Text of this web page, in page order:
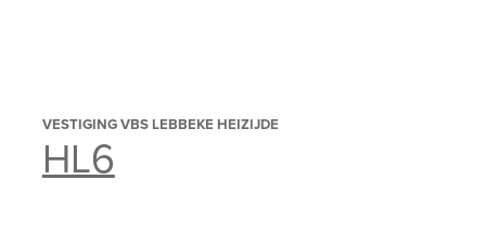
HL6
VESTIGING VBS LEBBEKE HEIZIJDE